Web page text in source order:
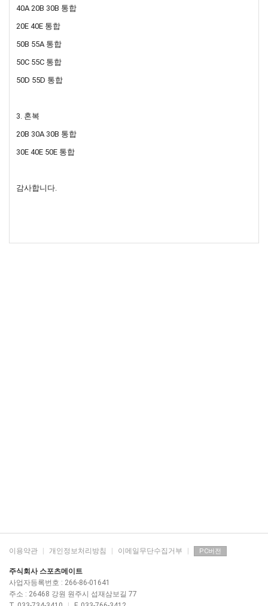
40A 20B 30B 통합
20E 40E 통합
50B 55A 통합
50C 55C 통합
50D 55D 통합
3. 혼복
20B 30A 30B 통합
30E 40E 50E 통합
감사합니다.
이용약관 개인정보처리방침 이메일무단수집거부 PC버전
주식회사 스포츠메이트
사업자등록번호 : 266-86-01641
주소 : 26468 강원 원주시 섭재삼보길 77